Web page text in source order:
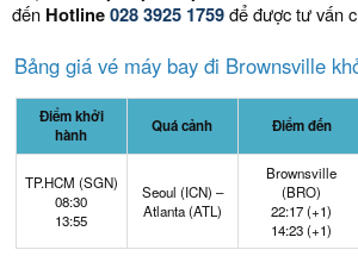
đến Hotline028 3925 1759để được tư vấn
Bảng giá vé máy bay đi Brownsville
Điểm khởi
hành
Quá cảnh Điểm đến
TP.HCM (SGN)
08:30
13:55
Seoul (ICN) –
Atlanta (ATL)
Brownsville
(BRO)
22:17 (+1)
14:23 (+1)